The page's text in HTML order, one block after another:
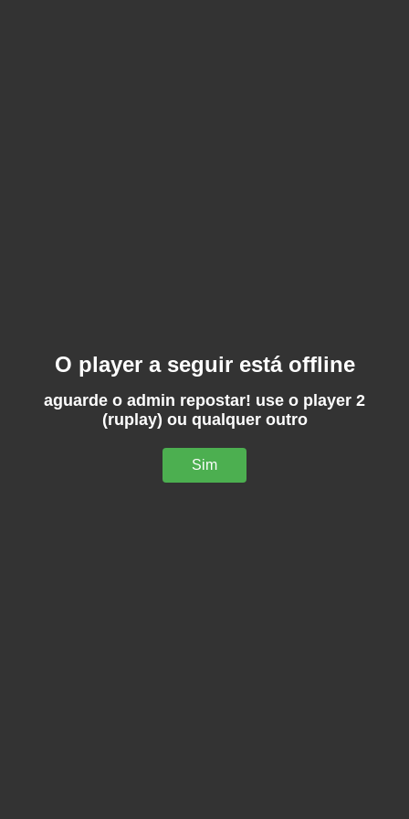
O player a seguir está offline
aguarde o admin repostar! use o player 2
(ruplay) ou qualquer outro
Sim